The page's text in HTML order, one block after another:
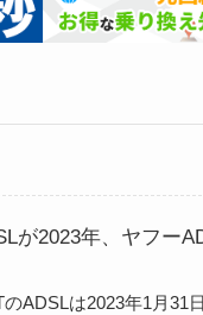
が2023年、ヤフー
のADSLは2023年1月31